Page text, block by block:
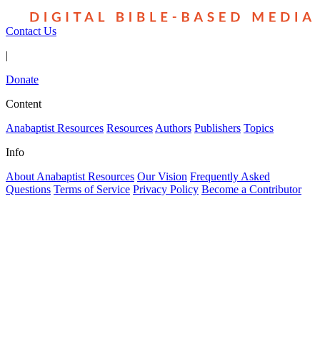
Contact Us
|
Donate
Content
Anabaptist Resources Resources Authors Publishers Topics
Info
About Anabaptist Resources Our Vision Frequently Asked
Questions Terms of Service Privacy Policy Become a Contributor